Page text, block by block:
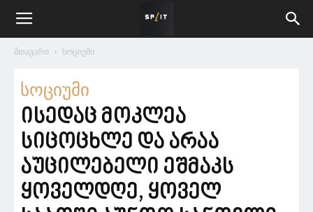
მთავარი სოციუმი
სოციუმი
ისედაც მოკლეა
სიცოცხლე და არაა
აუცილებელი ეშმაკს
ყოველდღე, ყოველ